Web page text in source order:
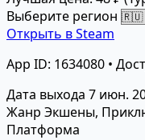
Выберите регион
Открыть в Steam
App ID: 1634080 •
Дата выхода 7 июн.
Жанр Экшены,
Платформа